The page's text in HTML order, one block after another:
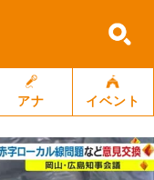
アナ イベント